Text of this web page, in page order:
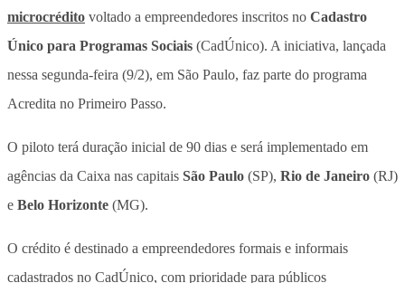
microcrédito voltado a empreendedores inscritos no Cadastro
Único para Programas Sociais (CadÚnico). A iniciativa, lançada
nessa segunda-feira (9/2), em São Paulo, faz parte do programa
Acredita no Primeiro Passo.
O piloto terá duração inicial de 90 dias e será implementado em
agências da Caixa nas capitais São Paulo (SP), Rio de Janeiro (RJ)
e Belo Horizonte (MG).
O crédito é destinado a empreendedores formais e informais
cadastrados no CadÚnico, com prioridade para públicos